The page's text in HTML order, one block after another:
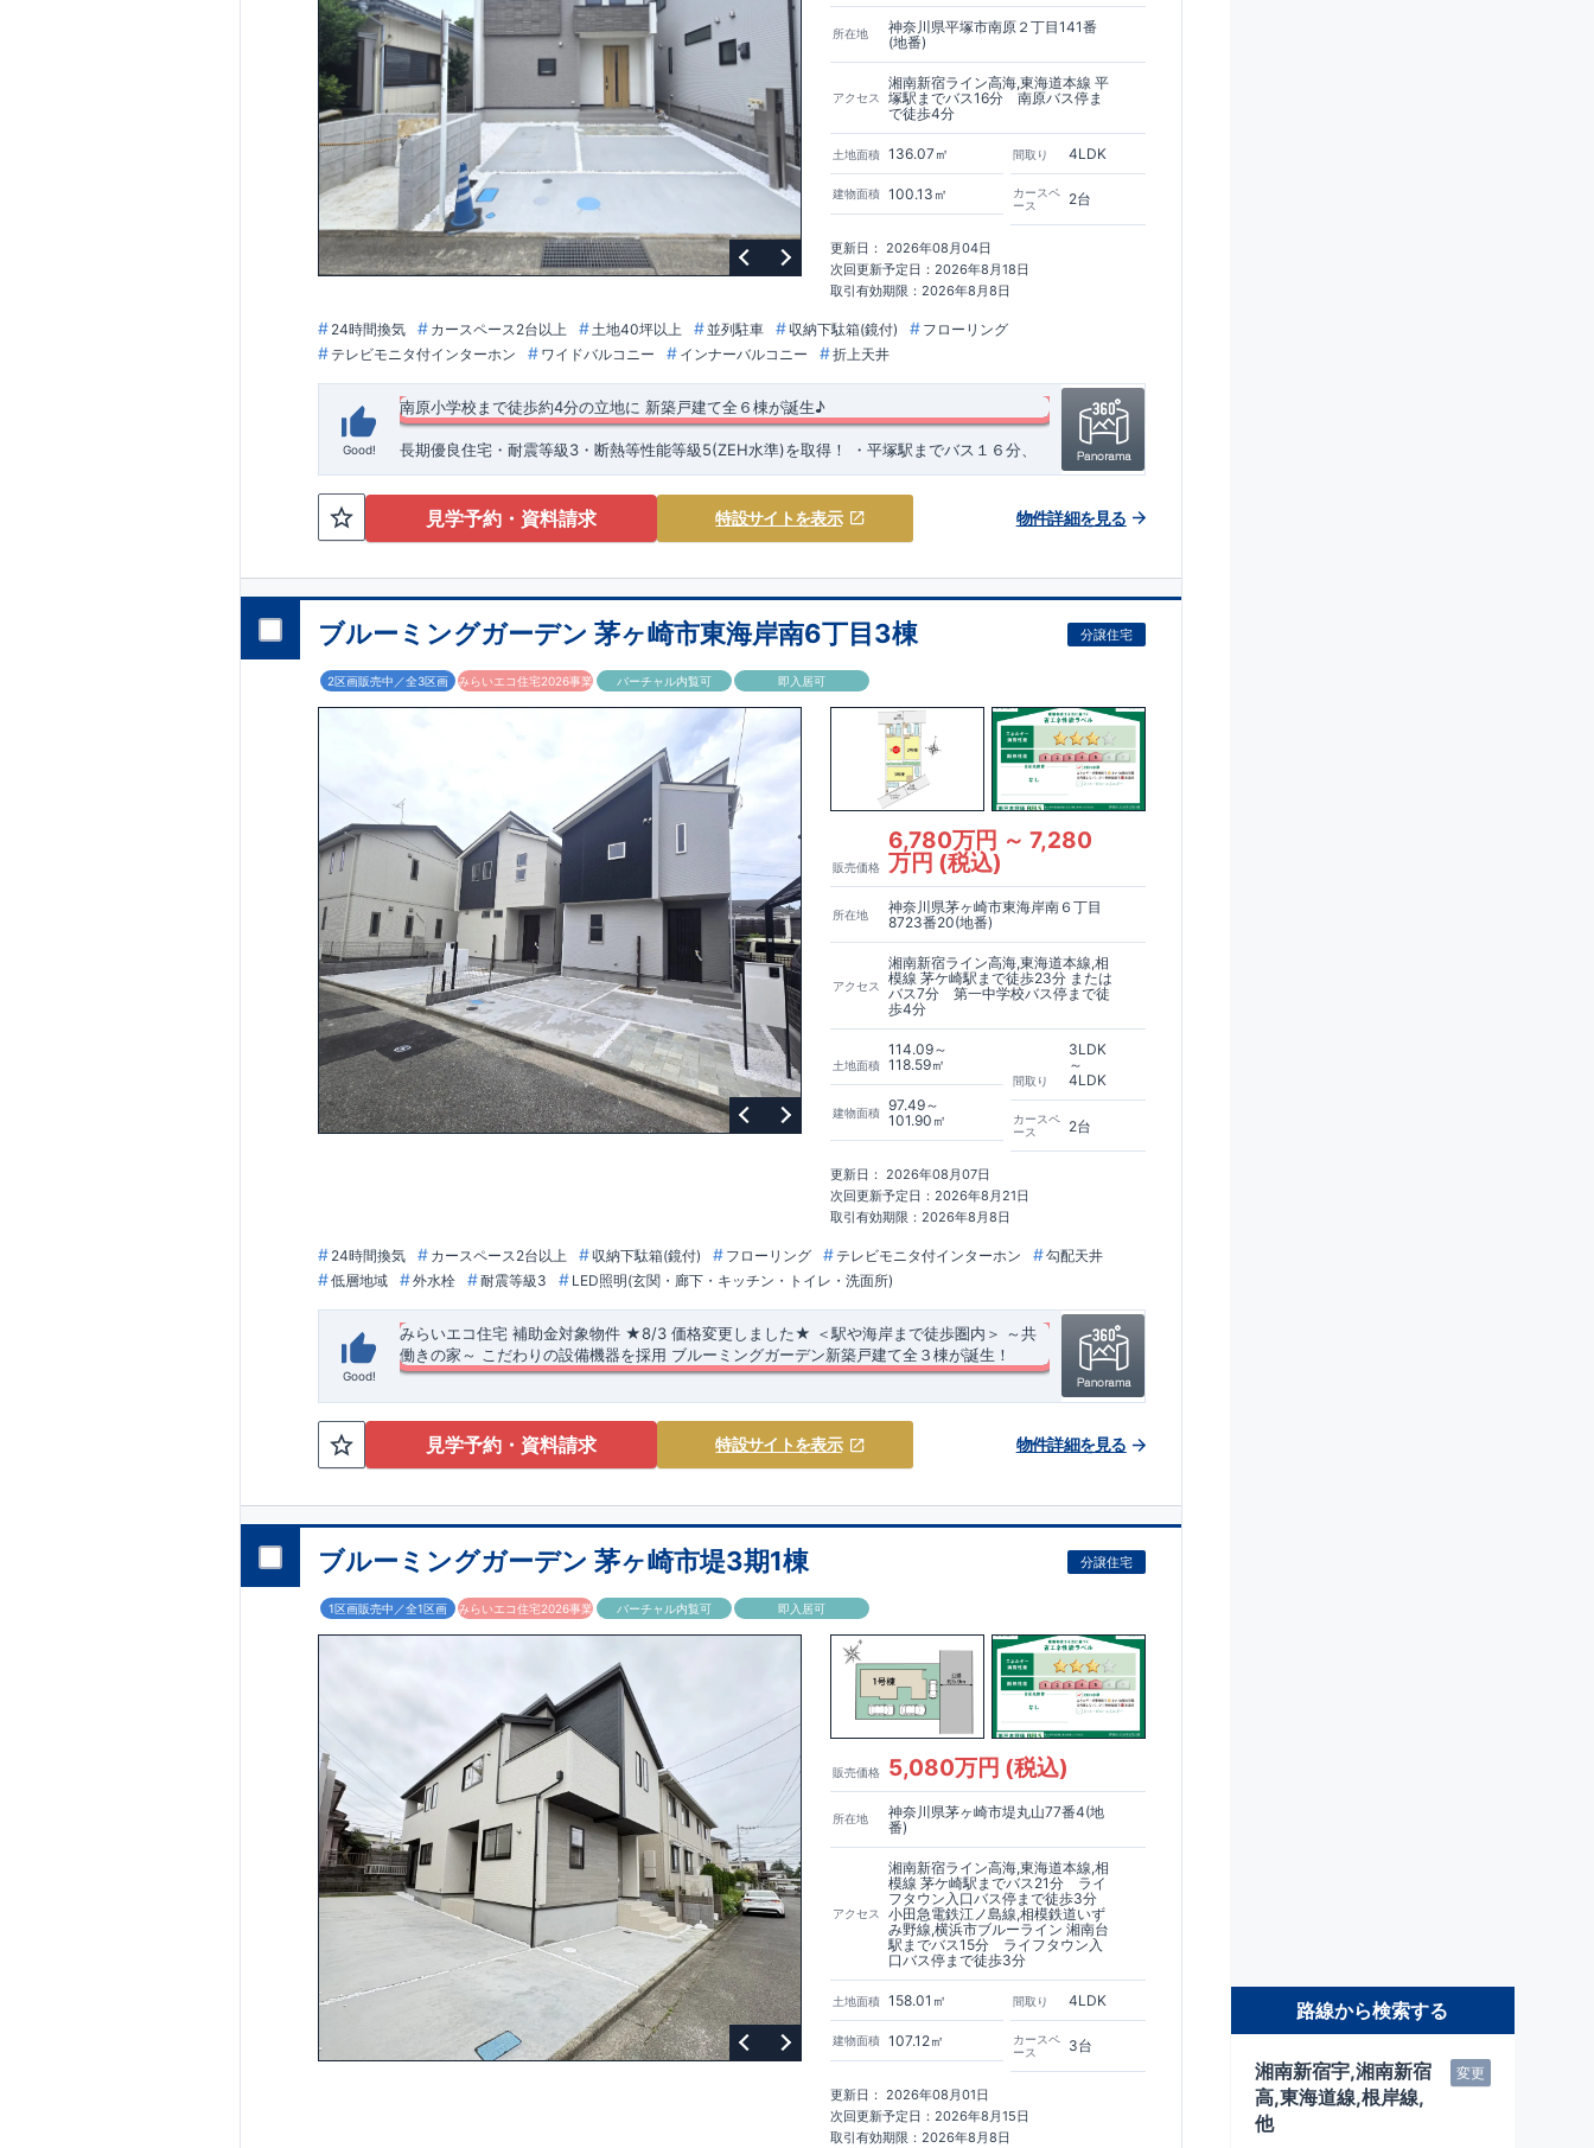
所在地
神奈川県平塚市南原２丁目141番
(地番)
アクセス
湘南新宿ライン高海,東海道本線 平
塚駅までバス16分 南原バス停ま
で徒歩4分
土地面積 136.07㎡
建物面積 100.13㎡
間取り 4LDK
カースペ
ース
2台
更新日： 2026年08月04日
次回更新予定日：2026年8月18日
取引有効期限：2026年8月8日
24時間換気 カースペース2台以上 土地40坪以上 並列駐車 収納下駄箱(鏡付)
フローリング
テレビモニタ付インターホン
ワイドバルコニー インナーバルコニー 折上天井
Good!
南原小学校まで徒歩約4分の立地に 新築戸建て全６棟が誕生♪
長期優良住宅・耐震等級3・断熱等性能等級5(ZEH水準)を取得！
校や南原保育園があり、子育て世帯も安心です♪ ​・スーパー・コンビニも徒歩１０分圏内！生
活しやすい環境です♪ ​ ​・各号棟、折上天井やアクセントクロスによりオシャレなリビング空
間を作り出しています！ ​
​・システムキッチン 食器洗浄乾燥機付き！
・浴室 浴室暖房換気乾燥機付き！ ​ ​
６号棟 販売中！
​【6号棟】4LDK、１階は回遊動線のある間取りとなっております♪ ​開放感のある対面カウンタ
イン ​ 「平塚」駅までバス16分、バス停「向原」まで徒歩4分 ​
周辺環境◆
◎ 平塚市立 南原小学校 約300ｍ(徒歩約4分) ◎ 平塚市立 中原中学校 約
800m(徒歩約10分)【買物施設】◎ ヨークフーズ南原店 約270m(徒歩約4分) ◎ ミニストッ
プ南原店 約450m(徒歩約10分)【その他施設】◎ 平塚市民病院 約400m(徒歩約6分) ◎ 南
原公園 約350m(徒歩約5分) ◎ 平塚徳延郵便局 約750m(徒歩約11分)
オプション商品のご紹介
網戸（全窓）​建物引渡日の20日前までにお申込みいただくと特別価格でご案内 ​お引渡し前に
工事を済ませることが可能です。住宅設備機器修理サービス​建物引渡日までにお申し込みい
備機器の​15年保証サービスへの加入がおすすめです！
東栄ホームサービス株式会社なら、 ​エアコン・フロアコーティング・カーテンレール・カッ
各種カタログ｜ブルーミングリフォーム
住宅性能評価 W取得(設計・建設)
■第三者機関が設計・建物検査(全四回)を実施 ■税制優遇あり
□ 構造の安定 (耐風等級2・耐震等級3) □ 劣化の軽減 (劣化対策等級3) □ 維持管理への配慮
(維持管理対策等級3) □ 空気環境 (ホルムアルデヒド発散等級3)
□ 断熱等性能等級5～6 □ 一次エネルギー消費量等級6～8 ​□ 第三者評価BELS実施
■国の定める7つの技術基準をクリア ■税制優遇あり【東栄セーフティー
ダンパー標準装備】
■制震ダンパーで振れ幅を大幅に低減、繰り返す地震に強い『耐震+制
震』技術 ■メンテナンスフリー
現地案内予約受付中 詳細やご見学など、お気軽にお問合せ下さい♪東栄住宅 港南台営業所
TEL:0120-29-1081
見学予約・資料請求 特設サイトを表示 物件詳細を見る
ブルーミングガーデン 茅ヶ崎市東海岸南6丁目3棟 分譲住宅
2区画販売中／全3区画 みらいエコ住宅2026事業 バーチャル内覧可 即入居可
販売価格
6,780万円 ～ 7,280
万円 (税込)
所在地
神奈川県茅ヶ崎市東海岸南６丁目
8723番20(地番)
アクセス
湘南新宿ライン高海,東海道本線,相
模線 茅ケ崎駅まで徒歩23分 または
バス7分 第一中学校バス停まで徒
歩4分
土地面積
114.09～
118.59㎡
建物面積
97.49～
101.90㎡
間取り
3LDK
～
4LDK
カースペ
ース
2台
更新日： 2026年08月07日
次回更新予定日：2026年8月21日
取引有効期限：2026年8月8日
24時間換気 カースペース2台以上 収納下駄箱(鏡付) フローリング テレビモニタ付インターホン
勾配天井
低層地域
外水栓 耐震等級3 LED照明(玄関・廊下・キッチン・トイレ・洗面所)
Good!
みらいエコ住宅 補助金対象物件​ ★8/3 価格変更しました★ ＜駅や海岸まで徒歩圏内＞ ​～共
働きの家～ こだわりの設備機器を採用 ブルーミングガーデン新築戸建て全３棟が誕生！
もご内覧頂けます！​ ​ ​・茅ヶ崎駅まで徒歩23分 ​・東海岸小学校、第一中学校まで徒歩約5分圏
内 ​・茅ヶ崎海岸まで徒歩7分の海近くの分譲住宅です♪ ​・茅ヶ崎ヘッドランドビーチまで徒歩
圏で、BBQやマリンアクティビティを楽しめます♪ ​
こだわりの仕様を施した分譲住宅です.
↓↓↓「共働きの家 SMART PLUS 」とは↓↓↓​https://www.e-blooming.com/feature/life-
design/
​ ​◇アクセス◇
ＪＲ湘南新宿ライン・東海道線「茅ヶ崎」駅まで徒歩約23分 またはバス7分、バス停「第一中
ー水栓設置 ​ 【玄関】 ​・宅配ボックス付きポストを採用 ​・玄関収納に全身鏡付き ​​・玄関土間
収納付きで、屋外使用品をたっぷり収納可能です。 ​・玄関ドアは、タグキーやスマートフォ
ン​アプリで開閉可能な仕様です。 ​ ​【リビング】 ​・＜2号棟＞廊下にパントリー収納付き。2階
に洋室4部屋を確保しております♪ ​・＜3号棟＞ペニンシュラキッチンを採用した開放感のあ
るリビングです♪ ​ こだわりの全居室南向きの間取りとなっております♪ ​​・全棟、リビング壁
面に、グラビオエッジを採用。おしゃれな空間を演出しております♪ ​​・全棟リビングのある階
にタンクレストイレを採用。 ​ ​【キッチン】 ​・キッチン天井には木目調のポップアップ天井を
採用♪ ​・＜２号棟＞キッチンタッチレス水栓に便利なフロントオープンの食洗器を採用♪ ​・＜
３号棟＞キッチンタッチレス水栓を採用♪ペニンシュラキッチンでリビング全体を見渡せて開
放感がございます♪ ​ 【洗面所・浴室】
・ガス衣類乾燥機 乾太くんを脱衣所に設置！ ​・オシャレなオープンスタイルの洗面台・スマ
ートサニタリーを採用 ​​・浴室暖房換気乾燥機付き ​ ​【洋室】 ​・３号棟は一部の洋室にウィー
クインクローゼットを採用♪
約240m（徒歩3分）◎ ピノキオ幼児舎茅ヶ崎保育園約850m（徒歩12分）◎ 恵泉幼稚
園約1200m（徒歩16分） 【買物施設】◎ マックスバリュエクスプレス茅ヶ崎浜須賀店約
1000m（徒歩14分）◎ セブンイレブン茅ヶ崎東海岸北5丁目店
他施設】◎ 東海岸南第二公園 約100m（徒歩2分） ◎ 茅ヶ崎海岸郵便局 約1300m（徒歩
オプション商品のご紹介
網戸（全窓）​建物引渡日の20日前までにお申込みいただくと
ただくと早割価格でご案内 ​キッチン／トイレ／バス／給湯器／洗面化粧台／インターホン 設
備機器の​15年保証サービスへの加入がおすすめです！
​エアコン・フロアコーティング・カーテンレール・カッ
プボード・TVアンテナ 等もご紹介可能！
ウェブカタログはこちら→​<各種カタログ｜ブルーミングリフォーム>
住宅性能評価 W取得(設計・建設)
4分野6項目で最高等級を取得!
□ 構造の安定 (耐風等級2・耐震等級3) □ 劣化の軽減 (劣化対策等級3) □ 維持管理への配慮
(維持管理対策等級3) □ 空気環境 (ホルムアルデヒド発散等級3)
ZEH水準の断熱性能
□ 断熱等性能等級5～6 □ 一次エネルギー消費量等級6～8 ​□ 第三者評価BELS実施
快適に長く住める住宅
【長期優良住宅】 ■国の定める7つの技術基準をクリア ■税制優遇あり【東栄セーフティー
ダンパー標準装備】
■制震ダンパーで振れ幅を大幅に低減、繰り返す地震に強い『耐震+制
震』技術 ■メンテナンスフリー
現地案内予約受付中詳細やご見学など、お気軽にお問合せ下さい♪東栄住宅 港南台営業所
TEL:0120-29-1081
見学予約・資料請求 特設サイトを表示 物件詳細を見る
ブルーミングガーデン 茅ヶ崎市堤3期1棟 分譲住宅
1区画販売中／全1区画 みらいエコ住宅2026事業 バーチャル内覧可 即入居可
販売価格 5,080万円 (税込)
所在地
神奈川県茅ヶ崎市堤丸山77番4(地
番)
アクセス
湘南新宿ライン高海,東海道本線,相
模線 茅ケ崎駅までバス21分 ライ
フタウン入口バス停まで徒歩3分
小田急電鉄江ノ島線,相模鉄道いず
み野線,横浜市ブルーライン 湘南台
駅までバス15分 ライフタウン入
口バス停まで徒歩3分
土地面積 158.01㎡
建物面積 107.12㎡
間取り 4LDK
カースペ
ース
3台
更新日： 2026年08月01日
次回更新予定日：2026年8月15日
取引有効期限：2026年8月8日
路線から検索する
湘南新宿宇,湘南新宿
高,東海道線,根岸線,
他
変更